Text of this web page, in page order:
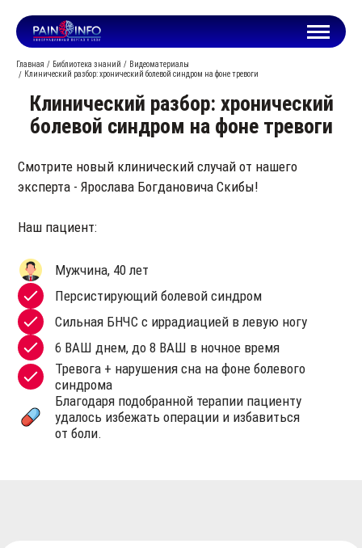
Главная Библиотека знаний
Видеоматериалы
Клинический разбор: хронический болевой синдром на фоне тревоги
Клинический разбор: хронический
болевой синдром на фоне тревоги
Смотрите новый клинический случай от нашего
эксперта - Ярослава Богдановича Скибы!
Наш пациент:
Мужчина, 40 лет
Персистирующий болевой синдром
Сильная БНЧС с иррадиацией в левую ногу
6 ВАШ днем, до 8 ВАШ в ночное время
Тревога + нарушения сна на фоне болевого
синдрома
Благодаря подобранной терапии пациенту
удалось избежать операции и избавиться
от боли.